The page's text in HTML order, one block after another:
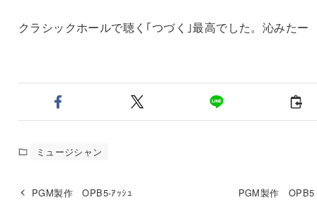
クラシックホールで聴く｢つづく｣最高でした。沁みたー
ミュージシャン
PGM製作 OPB5-ｱｯｼｭ PGM製作 OPB5